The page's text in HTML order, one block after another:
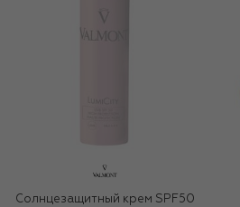
Солнцезащитный крем SPF50